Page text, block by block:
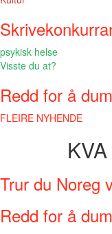
psykisk helse
Visste du at?
Redd for å
FLEIRE NYHENDE
Trur du Noreg
Redd for å